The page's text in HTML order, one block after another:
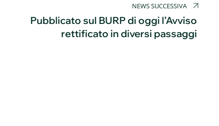
NEWS SUCCESSIVA
Pubblicato sul BURP di oggi l’Avviso
rettificato in diversi passaggi